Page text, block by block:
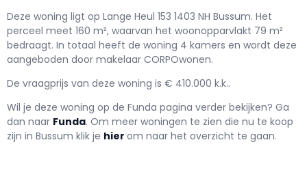
Deze woning ligt op Lange Heul 153 1403 NH Bussum. Het
perceel meet 160 m², waarvan het woonopparvlakt 79 m²
bedraagt. In totaal heeft de woning 4 kamers en wordt deze
aangeboden door makelaar CORPOwonen.
De vraagprijs van deze woning is € 410.000 k.k..
Wil je deze woning op de Funda pagina verder bekijken? Ga
dan naar Funda. Om meer woningen te zien die nu te koop
zijn in Bussum klik je hier om naar het overzicht te gaan.